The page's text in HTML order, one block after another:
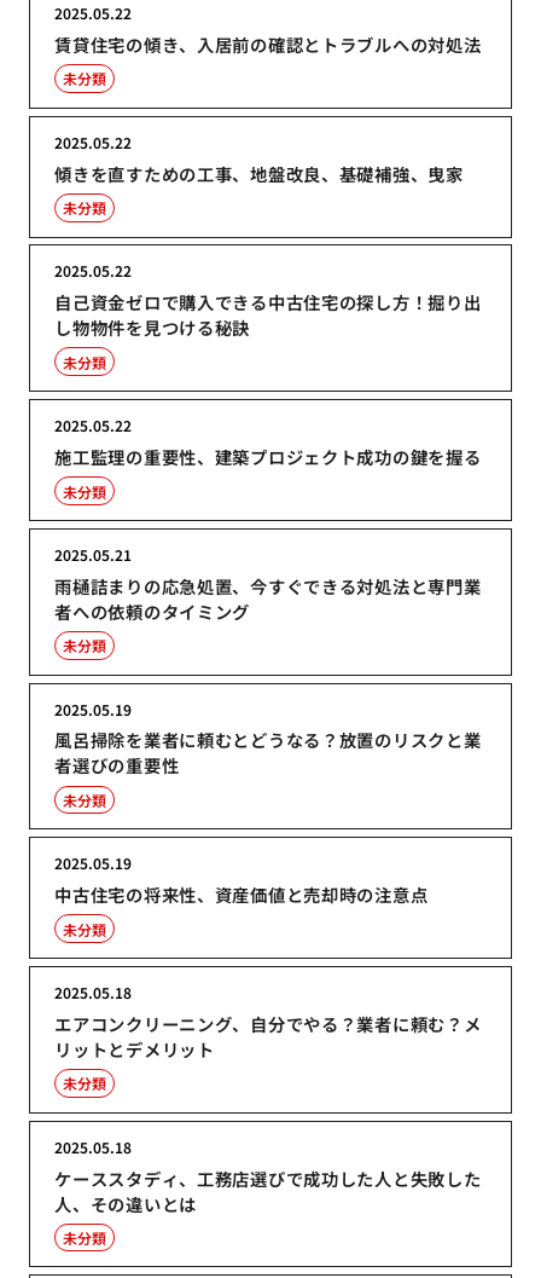
賃貸住宅の傾き、入居前の確認とトラブルへの対処法
2025.05.22
未分類
傾きを直すための工事、地盤改良、基礎補強、曳家
2025.05.22
未分類
自己資金ゼロで購入できる中古住宅の探し方！掘り出
し物物件を見つける秘訣
2025.05.22
未分類
施工監理の重要性、建築プロジェクト成功の鍵を握る
2025.05.22
未分類
雨樋詰まりの応急処置、今すぐできる対処法と専門業
者への依頼のタイミング
2025.05.21
未分類
風呂掃除を業者に頼むとどうなる？放置のリスクと業
者選びの重要性
2025.05.19
未分類
中古住宅の将来性、資産価値と売却時の注意点
2025.05.19
未分類
エアコンクリーニング、自分でやる？業者に頼む？メ
リットとデメリット
2025.05.18
未分類
ケーススタディ、工務店選びで成功した人と失敗した
人、その違いとは
2025.05.18
未分類